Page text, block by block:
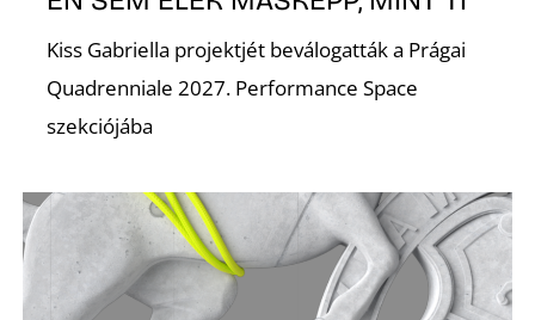
Kiss Gabriella projektjét beválogatták a Prágai
Quadrenniale 2027. Performance Space
szekciójába